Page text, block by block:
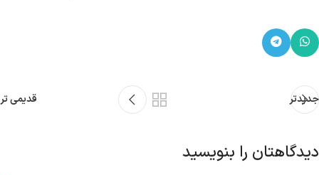
جدیدتر قدیمی تر
دیدگاهتان را بنویسید